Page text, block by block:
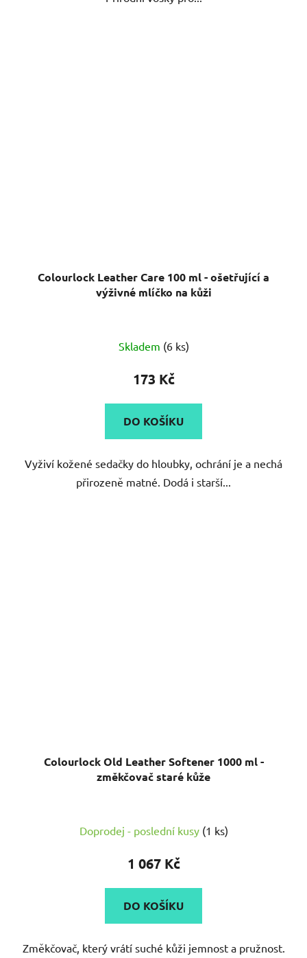
Colourlock Leather Care 100 ml - ošetřující a
výživné mlíčko na kůži
Skladem (6 ks)
173 Kč
DO KOŠÍKU
Vyživí kožené sedačky do hloubky, ochrání je a nechá
přirozeně matné. Dodá i starší...
Colourlock Old Leather Softener 1000 ml -
změkčovač staré kůže
Doprodej - poslední kusy (1 ks)
1 067 Kč
DO KOŠÍKU
Změkčovač, který vrátí suché kůži jemnost a pružnost.